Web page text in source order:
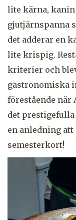
lite kärna, kanin
gjutjärnspanna
det adderar en
lite krispig.
kriterier och
gastronomiska
förestående när
det prestigefulla
en anledning att
semesterkort!